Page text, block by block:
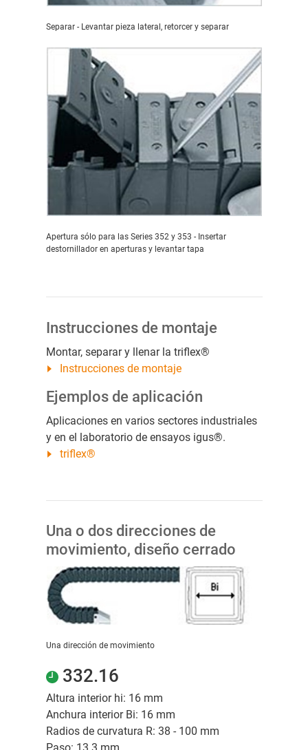
Separar - Levantar pieza lateral, retorcer y separar
Apertura sólo para las Series 352 y 353 - Insertar
destornillador en aperturas y levantar tapa
Instrucciones de montaje
Montar, separar y llenar la triflex®
Instrucciones de montaje
Ejemplos de aplicación
Aplicaciones en varios sectores industriales
y en el laboratorio de ensayos igus®.
triflex®
Una o dos direcciones de
movimiento, diseño cerrado
Una dirección de movimiento
332.16
Altura interior hi: 16 mm
Anchura interior Bi: 16 mm
Radios de curvatura R: 38 - 100 mm
Paso: 13.3 mm